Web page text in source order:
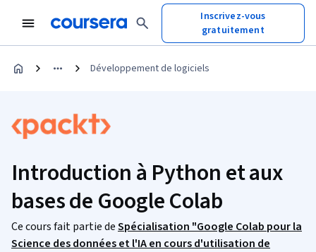
Inscrivez-vous
gratuitement
Développement de logiciels
Introduction à Python et aux
bases de Google Colab
Ce cours fait partie deSpécialisation "Google Colab pour la
Science des données et l'IA en cours d'utilisation de